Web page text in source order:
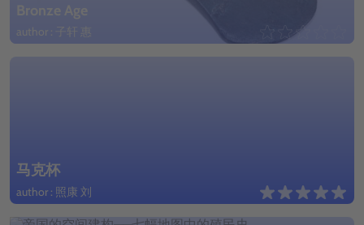
Bronze Age
author : 子轩 惠
马克杯
author : 照康 刘